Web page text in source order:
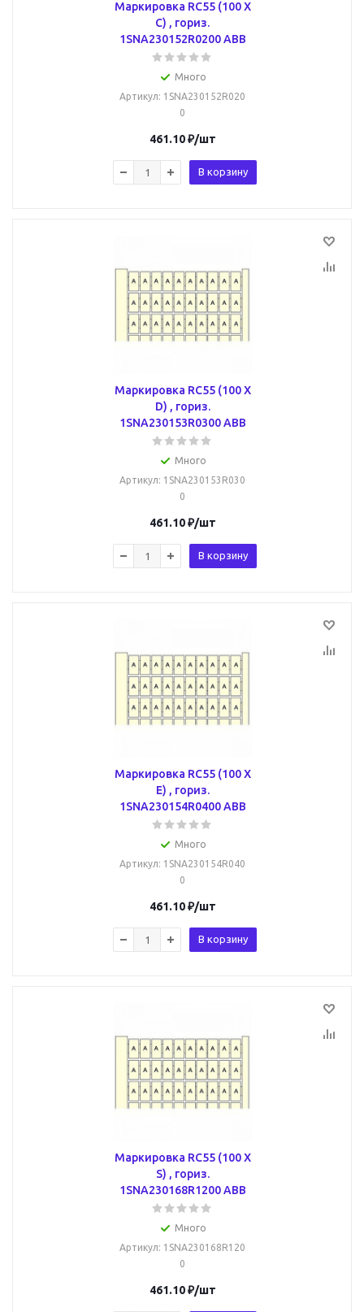
Маркировка RC55 (100 X
C) , гориз.
1SNA230152R0200 ABB
Много
Артикул: 1SNA230152R020
0
461.10₽/шт
В корзину
Маркировка RC55 (100 X
D) , гориз.
1SNA230153R0300 ABB
Много
Артикул: 1SNA230153R030
0
461.10₽/шт
В корзину
Маркировка RC55 (100 X
E) , гориз.
1SNA230154R0400 ABB
Много
Артикул: 1SNA230154R040
0
461.10₽/шт
В корзину
Маркировка RC55 (100 X
S) , гориз.
1SNA230168R1200 ABB
Много
Артикул: 1SNA230168R120
0
461.10₽/шт